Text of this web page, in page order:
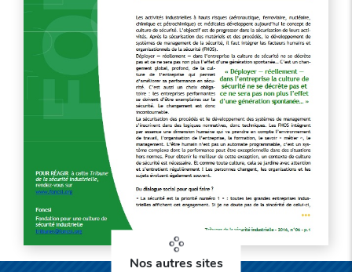
Nos autres sites